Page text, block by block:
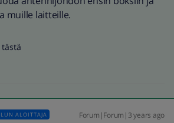
muille laitteille.
ALOITTAJA Forum|Forum|3 years ago